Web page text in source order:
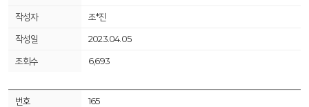
조*진
2023.04.05
6,693
165